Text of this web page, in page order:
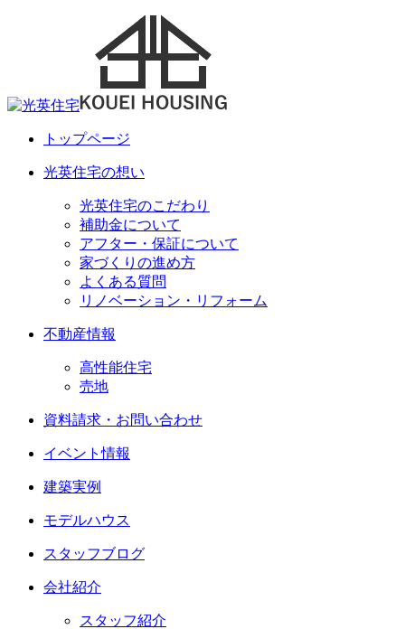
トップページ
光英住宅の想い
光英住宅のこだわり
補助金について
アフター・保証について
家づくりの進め方
よくある質問
リノベーション・リフォーム
不動産情報
高性能住宅
売地
資料請求・お問い合わせ
イベント情報
建築実例
モデルハウス
スタッフブログ
会社紹介
スタッフ紹介